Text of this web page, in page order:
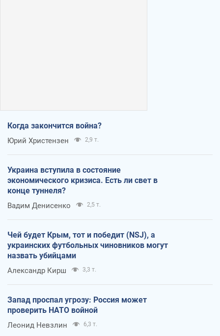
Когда закончится война?
Юрий Христензен 2,9 т.
Украина вступила в состояние
экономического кризиса. Есть ли свет в
конце туннеля?
Вадим Денисенко 2,5 т.
Чей будет Крым, тот и победит (NSJ), а
украинских футбольных чиновников могут
назвать убийцами
Александр Кирш 3,3 т.
Запад проспал угрозу: Россия может
проверить НАТО войной
Леонид Невзлин 6,3 т.